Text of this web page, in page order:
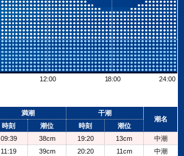
12:00 18:00 24:00
満潮
干潮
潮名
時刻
潮位 時刻
潮位
09:39 38cm 19:20 13cm
中潮
11:19 39cm 20:20 11cm 中潮